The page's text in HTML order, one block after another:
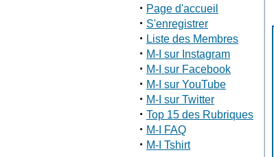
· Page d'accueil
· S'enregistrer
· Liste des Membres
· M-I sur Instagram
· M-I sur Facebook
· M-I sur YouTube
· M-I sur Twitter
· Top 15 des Rubriques
· M-I FAQ
· M-I Tshirt